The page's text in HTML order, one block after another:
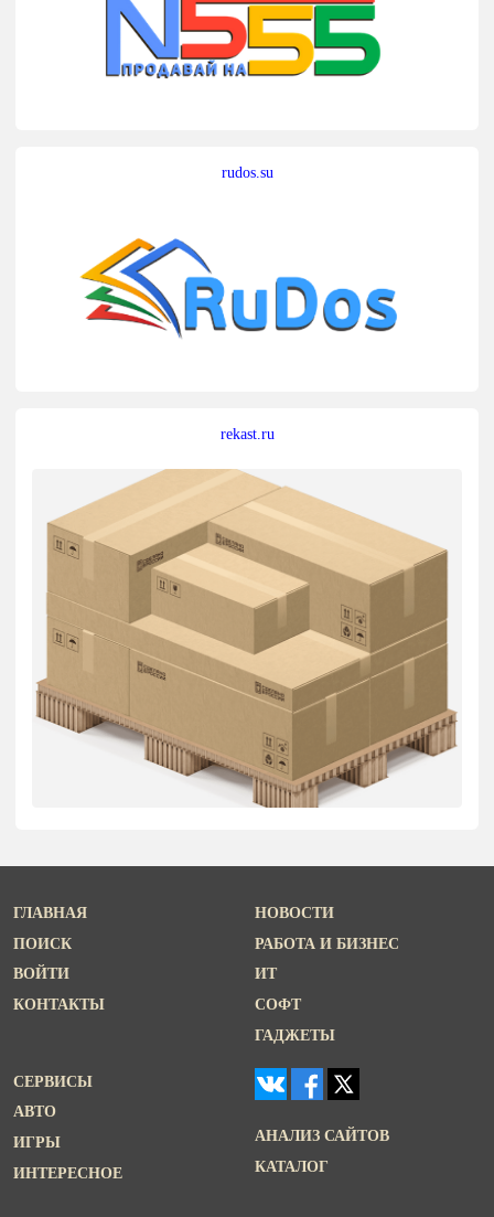
rudos.su
rekast.ru
ГЛАВНАЯ
ПОИСК
ВОЙТИ
КОНТАКТЫ
НОВОСТИ
РАБОТА И БИЗНЕС
ИТ
СОФТ
ГАДЖЕТЫ
СЕРВИСЫ
АВТО
ИГРЫ
ИНТЕРЕСНОЕ
АНАЛИЗ САЙТОВ
КАТАЛОГ